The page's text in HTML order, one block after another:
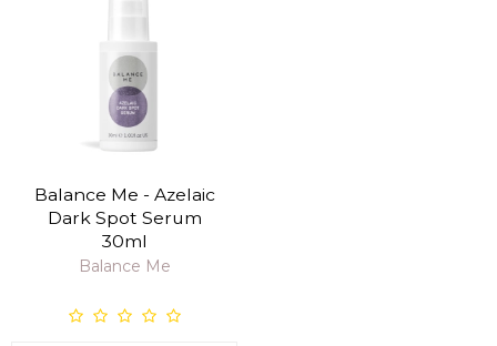
Balance Me - Azelaic
Dark Spot Serum
30ml
Balance Me